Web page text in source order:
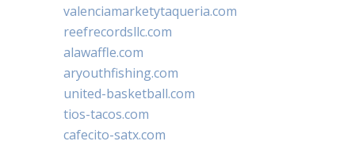
valenciamarketytaqueria.com
reefrecordsllc.com
alawaffle.com
aryouthfishing.com
united-basketball.com
tios-tacos.com
cafecito-satx.com